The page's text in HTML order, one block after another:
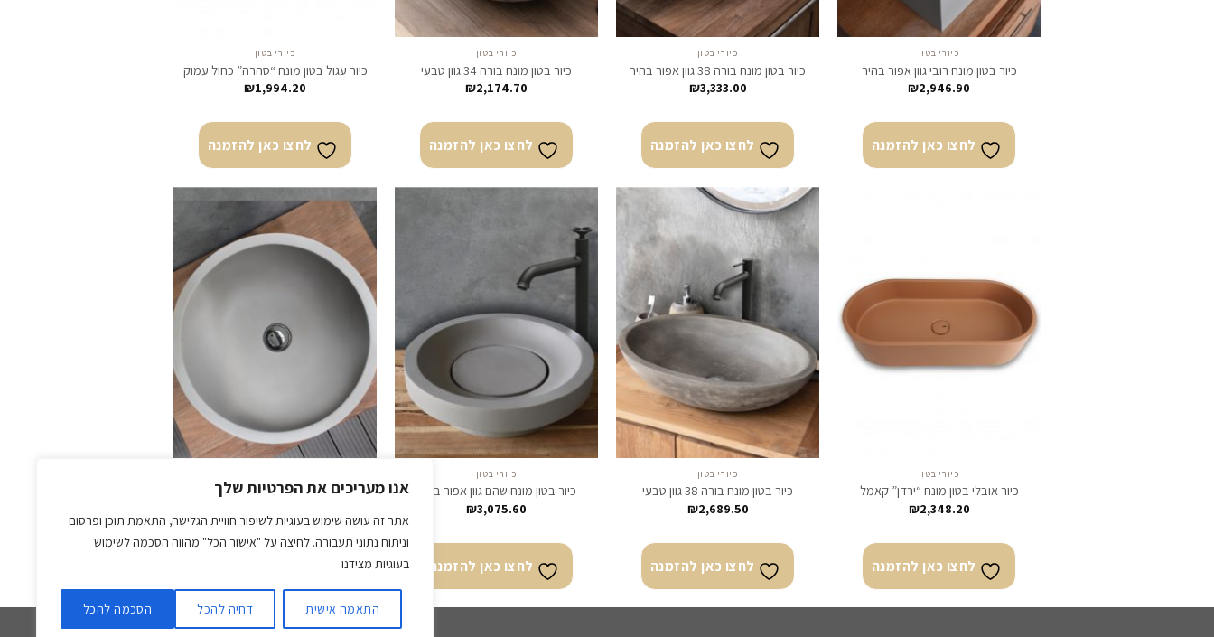
אנו מעריכים את הפרטיות שלך
אתר זה עושה שימוש בעוגיות לשיפור חוויית הגלישה, התאמת תוכן ופרסום
וניתוח נתוני תעבורה. לחיצה על "אישור הכל" מהווה הסכמה לשימוש
בעוגיות מצידנו
התאמה אישית דחיה להכל הסכמה להכל
כיורי בטון
כיור בטון מונח רובי גוון אפור בהיר
₪2,946.90
לחצו כאן להזמנה
כיורי בטון
כיור בטון מונח בורה 38 גוון אפור בהיר
₪3,333.00
לחצו כאן להזמנה
כיורי בטון
כיור בטון מונח בורה 34 גוון טבעי
₪2,174.70
לחצו כאן להזמנה
כיורי בטון
כיור עגול בטון מונח “סהרה” כחול עמוק
₪1,994.20
לחצו כאן להזמנה
כאן
להזמנה
כיורי בטון
כיור אובלי בטון מונח “ירדן” קאמל
₪2,348.20
לחצו כאן להזמנה
להזמנה
כיורי בטון
כיור בטון מונח בורה 38 גוון טבעי
₪2,689.50
לחצו כאן להזמנה
כיורי בטון
כיור בטון מונח שהם גוון אפור בהיר
₪3,075.60
לחצו כאן להזמנה
לחצו
כאן
להזמנה
כיור בטון מונח סטון גוון אפור בהיר